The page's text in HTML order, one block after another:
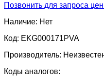
Позвонить для запроса
Наличие: Нет
Код: EKG000171PVA
Производитель:
Коды аналогов: